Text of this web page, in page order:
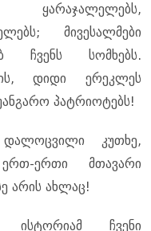
ყარაჯალელებს,
მივესალმები
ჩვენს სომხებს.
დიდი ერეკლეს
პატრიოტებს!
დალოცვილი კუთხე,
ერთი მთავარი
არის ახლაც!
ისტორიამ ჩვენი